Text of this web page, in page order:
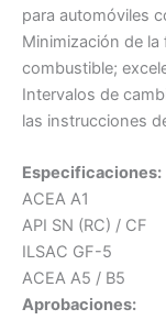
para automóviles
Minimización de
combustible;
Intervalos de
las instrucciones
Especificaciones:
ACEA A1
API SN (RC) / CF
ILSAC GF-5
ACEA A5 / B5
Aprobaciones: